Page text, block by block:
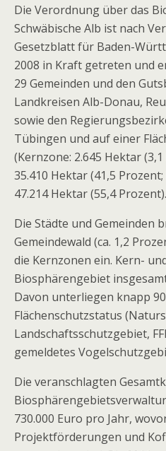
Die Verordnung über das
Schwäbische Alb ist nach
Gesetzblatt für Baden-
2008 in Kraft getreten und
29 Gemeinden und den
Landkreisen Alb-Donau,
sowie den
Tübingen und auf einer
(Kernzone: 2.645 Hektar
35.410 Hektar (41,5
47.214 Hektar (55,4 Prozent).
Die Städte und Gemeinden
Gemeindewald (ca. 1,2
die Kernzonen ein. Kern-
Biosphärengebiet
Davon unterliegen knapp
Flächenschutzstatus
Landschaftsschutzgebiet,
gemeldetes
Die veranschlagten
730.000 Euro pro Jahr,
Projektförderungen und